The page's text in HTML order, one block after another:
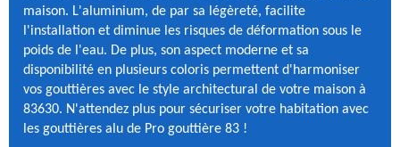
maison. L'aluminium, de par sa légèreté, facilite
l'installation et diminue les risques de déformation sous le
poids de l'eau. De plus, son aspect moderne et sa
disponibilité en plusieurs coloris permettent d'harmoniser
vos gouttières avec le style architectural de votre maison à
83630. N'attendez plus pour sécuriser votre habitation avec
les gouttières alu de Pro gouttière 83 !